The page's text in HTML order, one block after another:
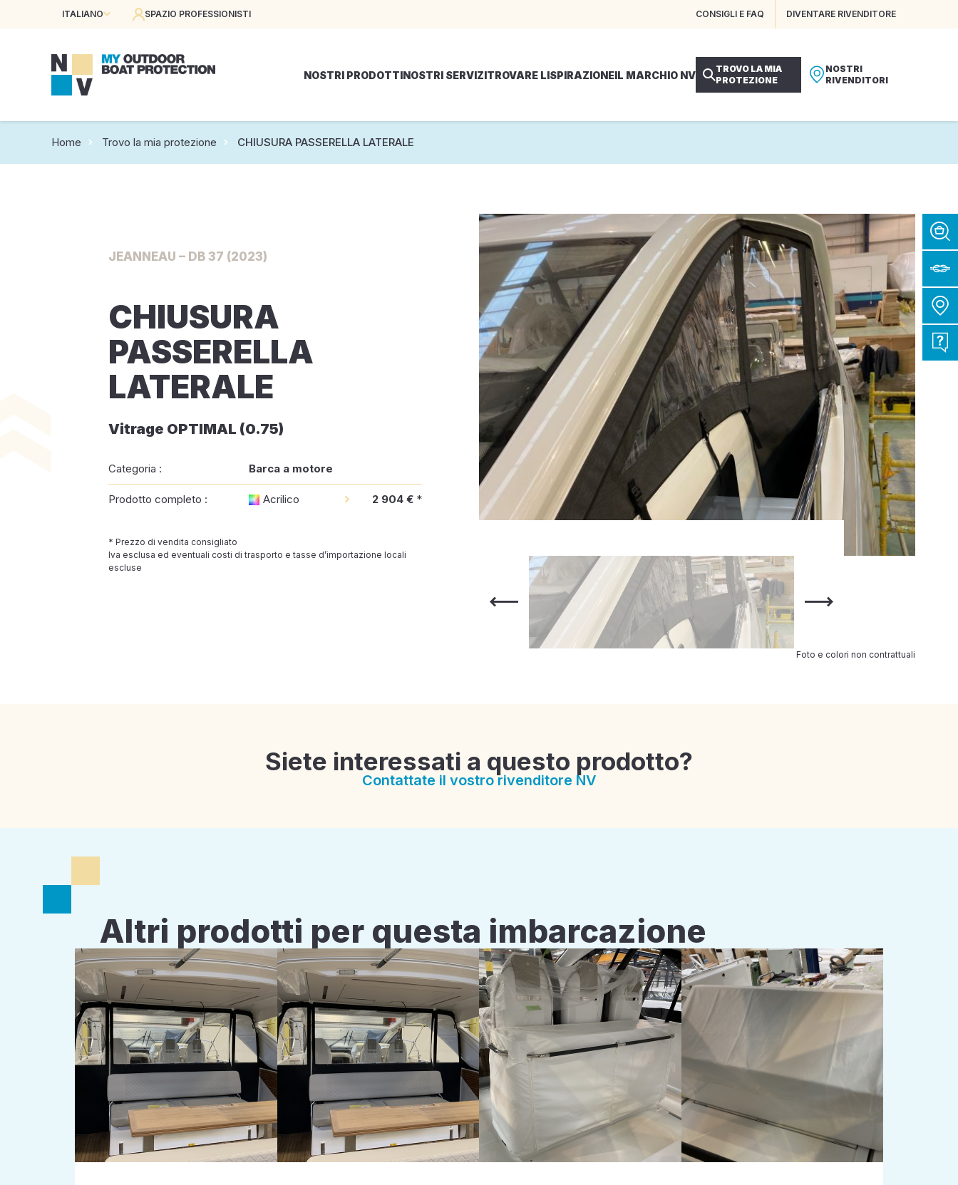
ITALIANO SPAZIO PROFESSIONISTI CONSIGLI E FAQ DIVENTARE RIVENDITORE
NOSTRI PRODOTTINOSTRI SERVIZITROVARE LISPIRAZIONEIL MARCHIO NV
TROVO LA MIA
PROTEZIONE
NOSTRI
RIVENDITORI
Home Trovo la mia protezione CHIUSURA PASSERELLA LATERALE
JEANNEAU – DB 37 (2023)
CHIUSURA
PASSERELLA
LATERALE
Vitrage OPTIMAL (0.75)
Categoria : Barca a motore
Prodotto completo : Acrilico 2 904 € *
* Prezzo di vendita consigliato
Iva esclusa ed eventuali costi di trasporto e tasse d’importazione locali
escluse
Foto e colori non contrattuali
Siete interessati a questo prodotto?
Contattate il vostro rivenditore NV
Altri prodotti per questa imbarcazione